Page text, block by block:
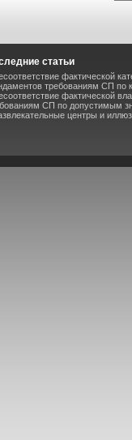
статьи
фактической
требованиям СП по
фактической
СП по допустимым
центры и